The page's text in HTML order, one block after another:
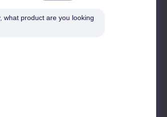
Корпуса Для Колбас
what product are you looking